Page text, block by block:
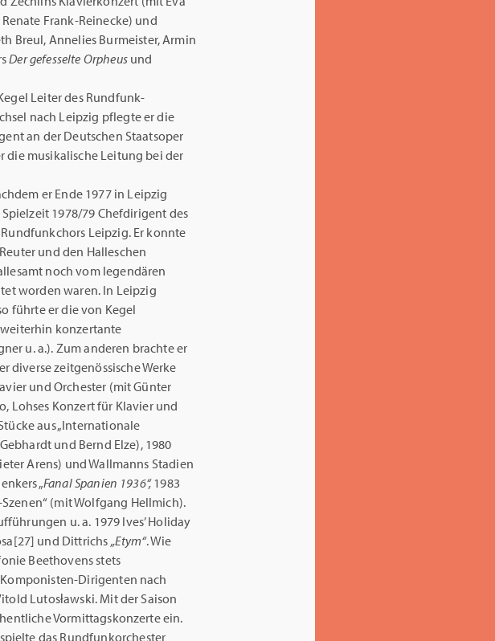
Frank-Reinecke) und
Breul, Annelies Burmeister, Armin
Der gefesselte Orpheusund
Leiter des Rundfunk-
nach Leipzig pflegte er die
an der Deutschen Staatsoper
die musikalische Leitung bei der
er Ende 1977 in Leipzig
1978/79 Chefdirigent des
Leipzig. Er konnte
und den Halleschen
noch vom legendären
worden waren. In Leipzig
führte er die von Kegel
konzertante
u. a.). Zum anderen brachte er
diverse zeitgenössische Werke
und Orchester (mit Günter
Lohses Konzert für Klavier und
aus „Internationale
und Bernd Elze), 1980
Arens) und Wallmanns Stadien
„Fanal Spanien 1936“,1983
(mit Wolfgang Hellmich).
u. a. 1979 Ives’ Holiday
und Dittrichs „Etym“. Wie
Beethovens stets
Dirigenten nach
Lutosławski. Mit der Saison
Vormittagskonzerte ein.
das Rundfunkorchester